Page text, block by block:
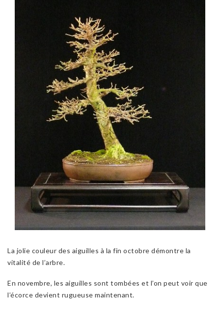
La jolie couleur des aiguilles à la fin octobre démontre la
vitalité de l’arbre.
En novembre, les aiguilles sont tombées et l’on peut voir que
l’écorce devient rugueuse maintenant.